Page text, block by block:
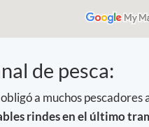
de pesca:
a muchos pescadores
rindes en el último